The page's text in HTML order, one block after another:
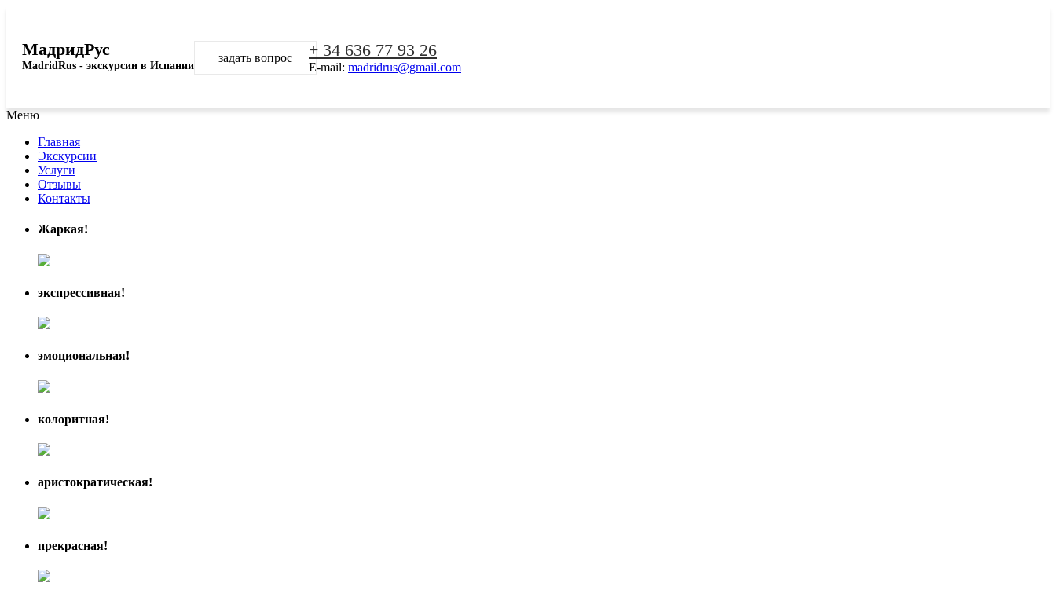
МадридРус
MadridRus - экскурсии в Испании
задать вопрос + 34 636 77 93 26
E-mail: madridrus@gmail.com
Меню
Главная
Экскурсии
Услуги
Отзывы
Контакты
Жаркая!
экспрессивная!
эмоциональная!
колоритная!
аристократическая!
прекрасная!